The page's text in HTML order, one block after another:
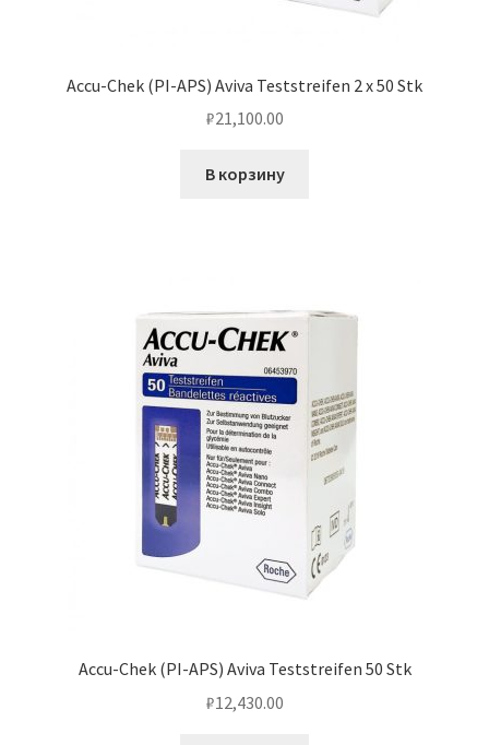
Accu-Chek (PI-APS) Aviva Teststreifen 2 x 50 Stk
₽21,100.00
В корзину
Accu-Chek (PI-APS) Aviva Teststreifen 50 Stk
₽12,430.00